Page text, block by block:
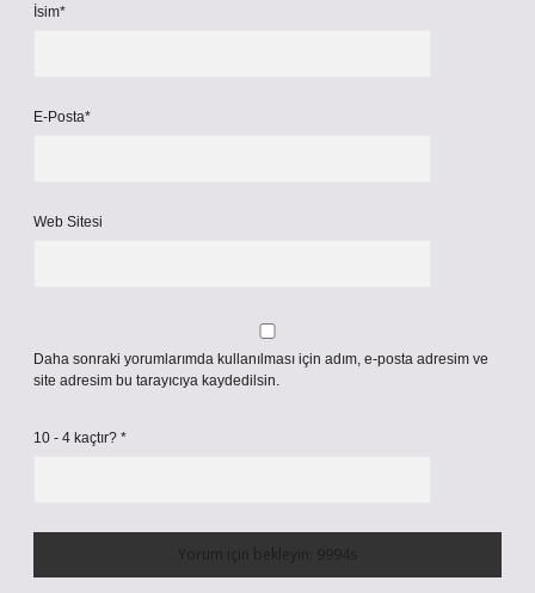
İsim*
E-Posta*
Web Sitesi
Daha sonraki yorumlarımda kullanılması için adım, e-posta adresim ve
site adresim bu tarayıcıya kaydedilsin.
10 - 4 kaçtır? *